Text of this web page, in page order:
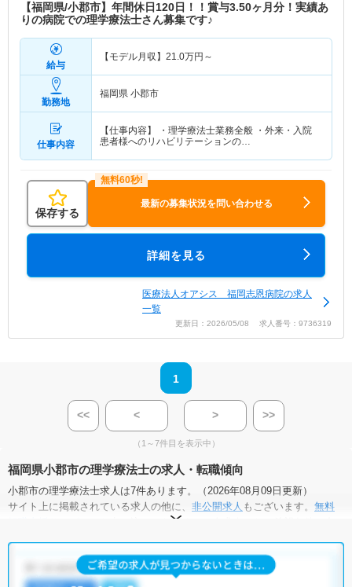
【福岡県/小郡市】年間休日120日！！賞与3.50ヶ月分！実績あ
りの病院での理学療法士さん募集です♪
給与
【モデル月収】 21.0万円～
勤務地
福岡県 小郡市
仕事内容
【仕事内容】 ・理学療法士業務全般 ・外来・入院
患者様へのリハビリテーションの…
保存する
最新の募集状況を問い合わせる
詳細を見る
医療法人オアシス 福岡志恩病院の求人
一覧
更新日：2026/05/08 求人番号：9736319
1
<< < > >>
（1～7件目を表示中）
福岡県小郡市の理学療法士の求人・転職傾向
小郡市の理学療法士求人は7件あります。（2026年08月09日更新）
サイト上に掲載されている求人の他に、 非公開求人 もございます。 無料
にお申し込みいただくと、全求人からご希望条件に合
小郡市の理学療法士求人では以下のような条件が人気です。